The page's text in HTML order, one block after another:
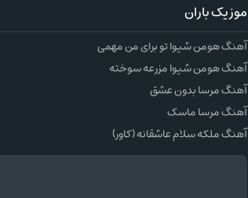
موزیک باران
آهنگ هومن شیوا تو برای من مهمی
آهنگ هومن شیوا مزرعه سوخته
آهنگ مرسا بدون عشق
آهنگ مرسا ماسک
آهنگ ملکه سلام عاشقانه (کاور)